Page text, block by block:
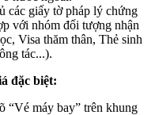
các giấy tờ pháp lý chứng
với nhóm đối tượng nhận
Visa thăm thân, Thẻ sinh
tác...).
đặc biệt:
“Vé máy bay” trên khung